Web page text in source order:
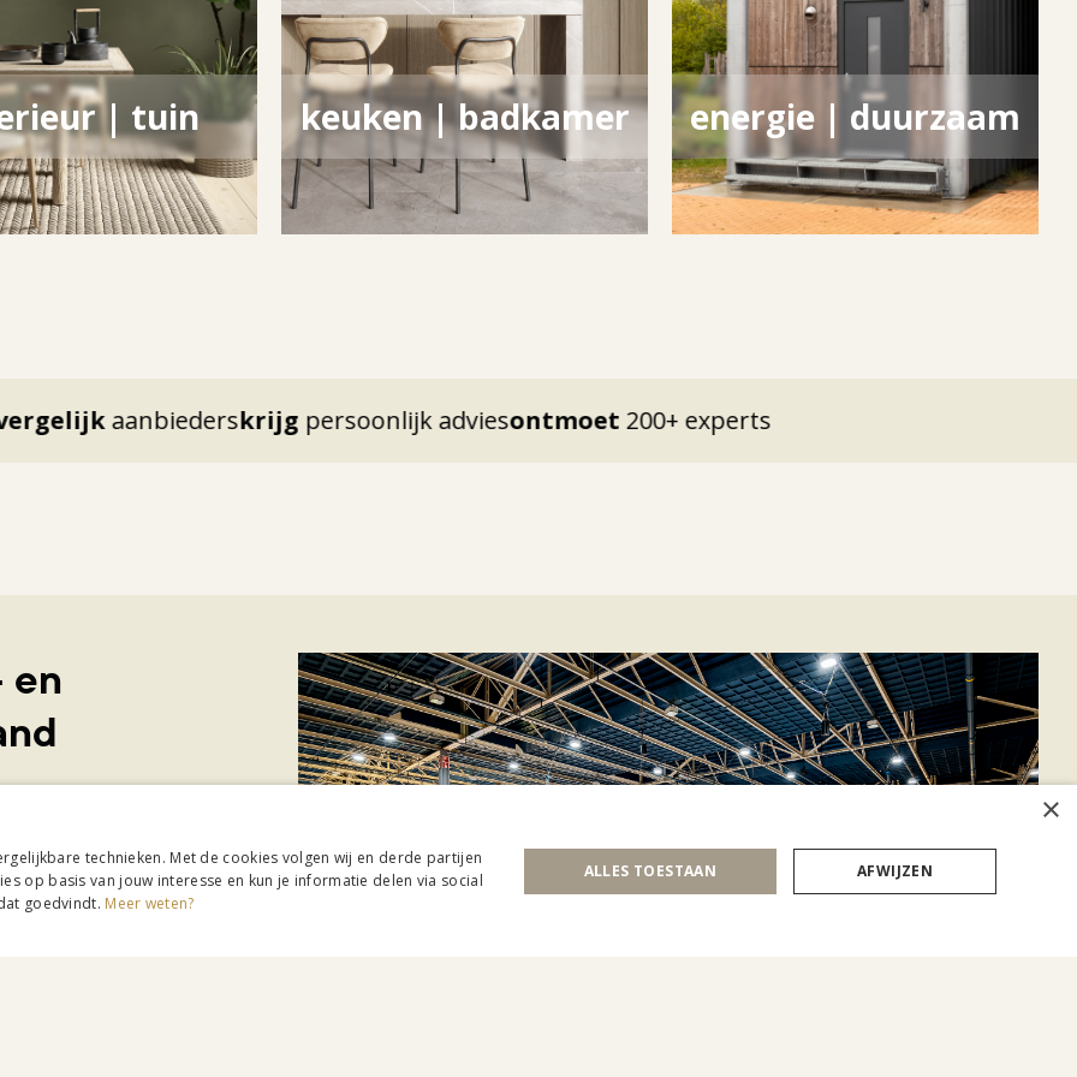
| tuin keuken | badkamer energie | duurzaam
krijgpersoonlijk adviesontmoet200+ experts
en
interieur en tuin
×
technieken. Met de cookies volgen wij en derde partijen
op basis van jouw interesse en kun je informatie delen via social
goedvindt. Meer weten?
ALLES TOESTAAN AFWIJZEN